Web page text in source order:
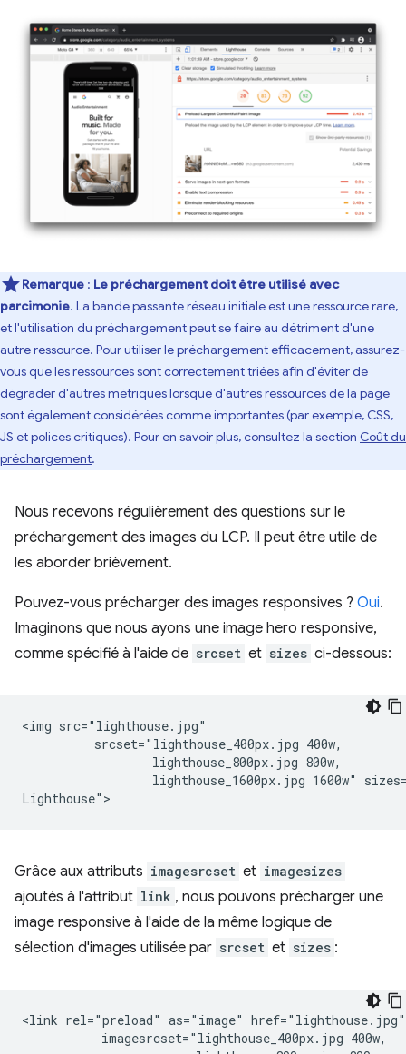
Remarque : Le préchargement doit être utilisé avec
parcimonie. La bande passante réseau initiale est une ressource rare,
et l'utilisation du préchargement peut se faire au détriment d'une
autre ressource. Pour utiliser le préchargement efficacement, assurez-
vous que les ressources sont correctement triées afin d'éviter de
dégrader d'autres métriques lorsque d'autres ressources de la page
sont également considérées comme importantes (par exemple, CSS,
JS et polices critiques). Pour en savoir plus, consultez la section Coût du
préchargement.
Nous recevons régulièrement des questions sur le
préchargement des images du LCP. Il peut être utile de
les aborder brièvement.
Pouvez-vous précharger des images responsives ? Oui.
Imaginons que nous ayons une image hero responsive,
comme spécifié à l'aide de srcset et sizes ci-dessous:
<img src="lighthouse.jpg"
          srcset="lighthouse_400px.jpg 400w,
                  lighthouse_800px.jpg 800w,
lighthouse_1600px.jpg 1600w"
Grâce aux attributs imagesrcset et imagesizes
ajoutés à l'attribut link , nous pouvons précharger une
image responsive à l'aide de la même logique de
sélection d'images utilisée par srcset et sizes :
<link rel="preload" as="image" href="lighthouse.jpg"
           imagesrcset="lighthouse_400px.jpg 400w,